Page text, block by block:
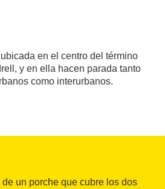
en el centro del término
y en ella hacen parada tanto
como interurbanos.
un porche que cubre los dos